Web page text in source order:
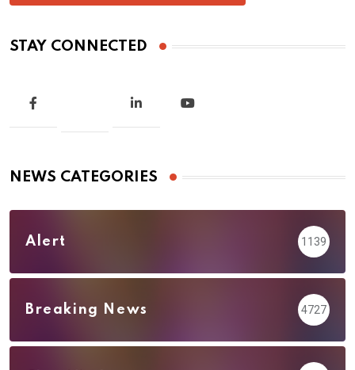
STAY CONNECTED
NEWS CATEGORIES
Alert 1139
Breaking News 4727